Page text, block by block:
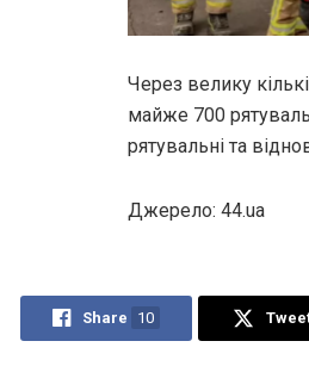
Через велику
майже 700
рятувальні та
Джерело: 44.ua
Share 10